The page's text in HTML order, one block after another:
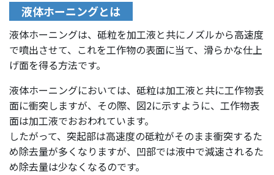
液体ホーニングとは
液体ホーニングは、砥粒を加工液と共にノズルから高速度
で噴出させて、これを工作物の表面に当て、滑らかな仕上
げ面を得る方法です。
液体ホーニングにおいては、砥粒は加工液と共に工作物表
面に衝突しますが、その際、図2に示すように、工作物表
面は加工液でおおわれています。
したがって、突起部は高速度の砥粒がそのまま衝突するた
め除去量が多くなりますが、凹部では液中で減速されるた
め除去量は少なくなるのです。